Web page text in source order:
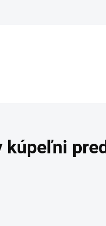
pred